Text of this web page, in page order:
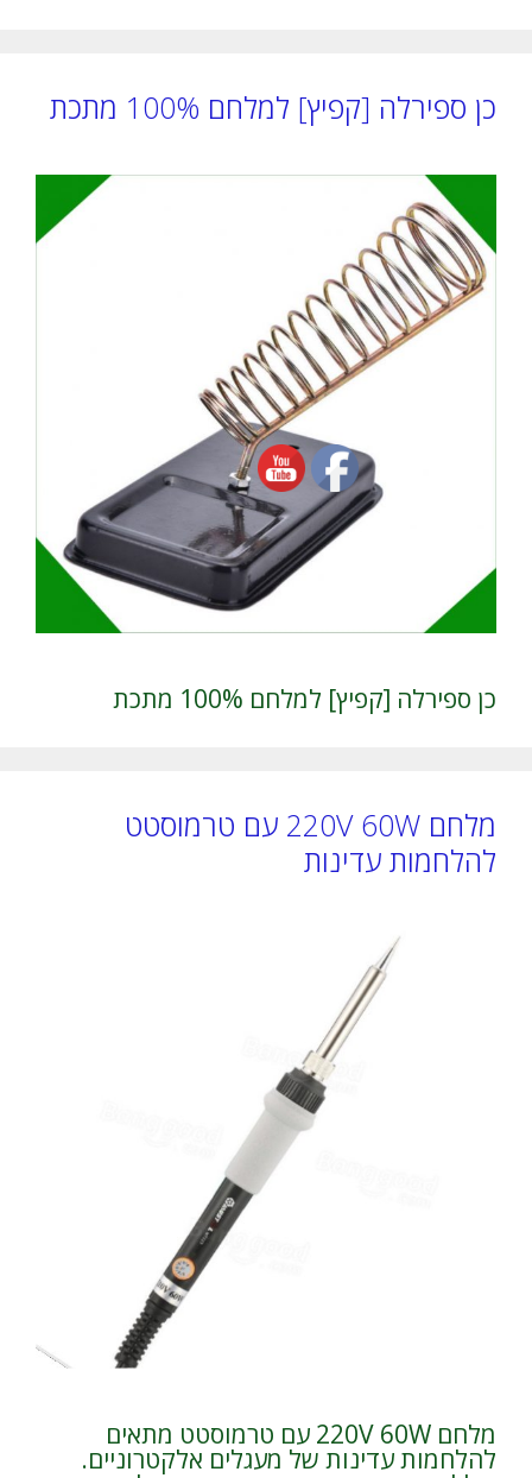
כן ספירלה [קפיץ] למלחם 100% מתכת
כן ספירלה [קפיץ] למלחם 100% מתכת
מלחם 220V 60W עם טרמוסטט
להלחמות עדינות
מלחם 220V 60W עם טרמוסטט מתאים
להלחמות עדינות של מעגלים אלקטרוניים.